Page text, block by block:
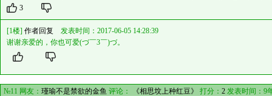
3
[1楼] 作者回复 发表时间：2017-06-05 14:28:39
谢谢亲爱的，你也可爱(づ￣3￣)づ。
№11 网友： 瑾瑜不是禁欲的金鱼 评论： 《相思坟上种红豆》 打分： 2 发表时间：9